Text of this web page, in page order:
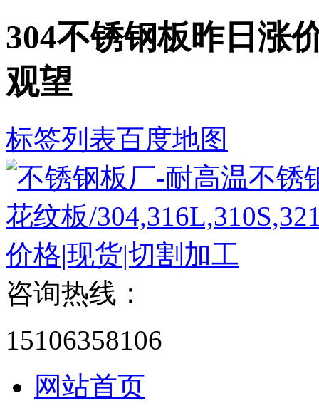
304不锈钢板昨日涨
观望
标签列表百度地图
咨询热线：
15106358106
网站首页